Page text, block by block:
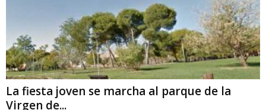
La fiesta joven se marcha al parque de la
Virgen de...